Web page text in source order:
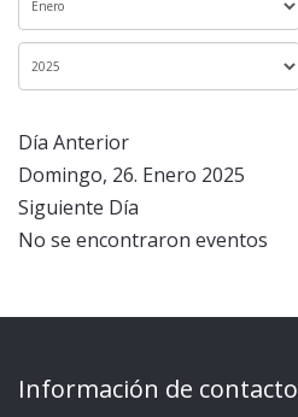
Día Anterior
Domingo, 26. Enero 2025
Siguiente Día
No se encontraron eventos
Información de contacto